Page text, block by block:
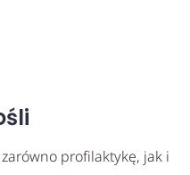
profilaktykę, jak i